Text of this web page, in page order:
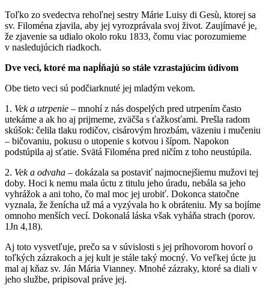
Toľko zo svedectva rehoľnej sestry Márie Luisy di Gesù, ktorej sa
sv. Filoména zjavila, aby jej vyrozprávala svoj život. Zaujímavé je,
že zjavenie sa udialo okolo roku 1833, čomu viac porozumieme
v nasledujúcich riadkoch.
Dve veci, ktoré ma napĺňajú so stále vzrastajúcim údivom
Obe tieto veci sú podčiarknuté jej mladým vekom.
1. Vek a utrpenie – mnohí z nás dospelých pred utrpením často
utekáme a ak ho aj prijmeme, zväčša s ťažkosťami. Prešla radom
skúšok: čelila tlaku rodičov, cisárovým hrozbám, väzeniu i mučeniu
– bičovaniu, pokusu o utopenie s kotvou i šípom. Napokon
podstúpila aj sťatie. Svätá Filoména pred ničím z toho neustúpila.
2. Vek a odvaha – dokázala sa postaviť najmocnejšiemu mužovi tej
doby. Hoci k nemu mala úctu z titulu jeho úradu, nebála sa jeho
vyhrážok a ani toho, čo mal moc jej urobiť. Dokonca statočne
vyznala, že ženícha už má a vyzývala ho k obráteniu. My sa bojíme
omnoho menších vecí. Dokonalá láska však vyháňa strach (porov.
1Jn 4,18).
Aj toto vysvetľuje, prečo sa v súvislosti s jej príhovorom hovorí o
toľkých zázrakoch a jej kult je stále taký mocný. Vo veľkej úcte ju
mal aj kňaz sv. Ján Mária Vianney. Mnohé zázraky, ktoré sa diali v
jeho službe, pripisoval práve jej.